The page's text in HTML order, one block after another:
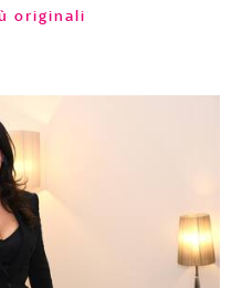
originali